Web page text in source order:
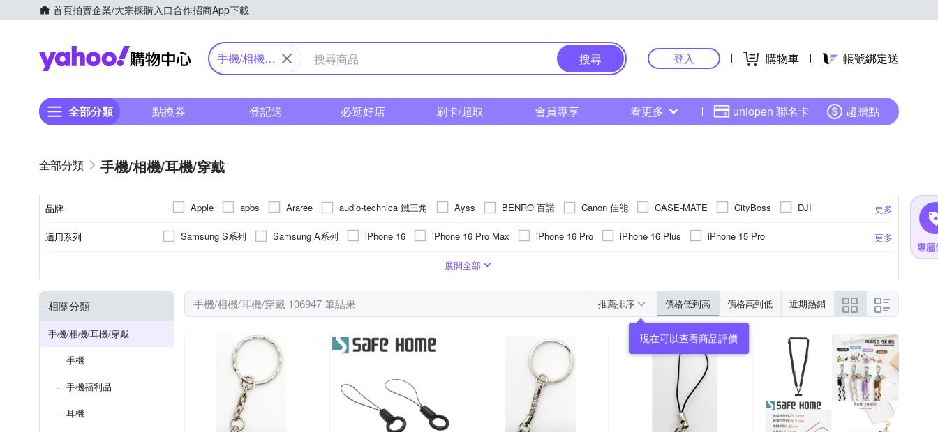
首頁拍賣企業/大宗採購入口合作招商App下載
Yahoo購物中心
手機/相機/
搜尋 登入 購物車 帳號綁定送
全部分類 點換券 登記送 必逛好店 刷卡/超取 會員專享 看更多 uniopen 聯名卡 超贈點
手機/相機/耳機/穿戴
品牌 更多
Apple apbs Araree audio-technica 鐵三角 Ayss BENRO 百諾 Canon 佳能 CASE-MATE CityBoss
DJI
DUX DUCIS FUJIFILM 富士 GARMIN GCOMM Godox 神牛 GOR Hamlet HH 草本新淨界
Metal-Slim
Nikon 尼康 NILLKIN OPPO o-one Panasonic 國際牌 PHILIPS 飛利浦 Q哥
RHINOSHIELD 犀牛盾
Rearth
RedMoon Ringke Saramonic 楓笛 SmallRig 斯莫格
SUNPOWER
反骨創意 其他品牌
適用系列 更多
Samsung S系列 Samsung A系列 iPhone 16 iPhone 16 Pro Max iPhone 16 Pro iPhone 16 Plus
iPhone 15 Pro
iPhone14 Pro Max (6.7)
iPhone 13 Pro Max
iPhone 13 iPhone 13 Pro iPhone14 Pro (6.1) iPhone 12 紅米系列 vivo系列
iPhone 12 Pro Max
iPhone 12 Pro
小米系列 OPPO R系列 iPhone 7 plus/8 plus (5.5吋)
iPhone 12 mini
SONY X系列
Xperia 1系列 htc Desire 系列 iPhone 16e iPhone SE 2 OPPO A系列 iPhone14 Plus (6.7)
htc U系列
OPPO Ａ系列 iPhone 11系列 ASUS Zenfone 5 系列 Samsung J系列
鏡(亮)面
vivo Xiaomi 小米
貼鑽
背面保護貼 SIM轉接卡
雲台
充電/電力相關
攝影道具 其他週邊
展開全部
相關分類
手機/相機/耳機/穿戴
手機
手機福利品
耳機
手機/相機/耳機/穿戴 106947 筆結果 推薦排序 價格低到高 價格高到低 近期熱銷